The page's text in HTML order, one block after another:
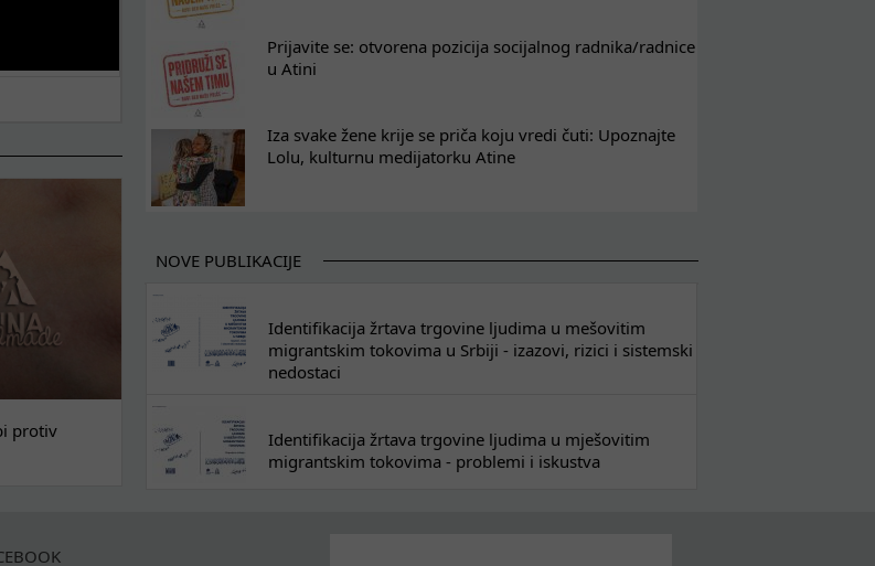
protiv
Prijavite se: otvorena pozicija socijalnog radnika/radnice
u Atini
Iza svake žene krije se priča koju vredi čuti: Upoznajte
Lolu, kulturnu medijatorku Atine
NOVE PUBLIKACIJE
Identifikacija žrtava trgovine ljudima u mešovitim
migrantskim tokovima u Srbiji - izazovi, rizici i sistemski
nedostaci
Identifikacija žrtava trgovine ljudima u mješovitim
migrantskim tokovima - problemi i iskustva